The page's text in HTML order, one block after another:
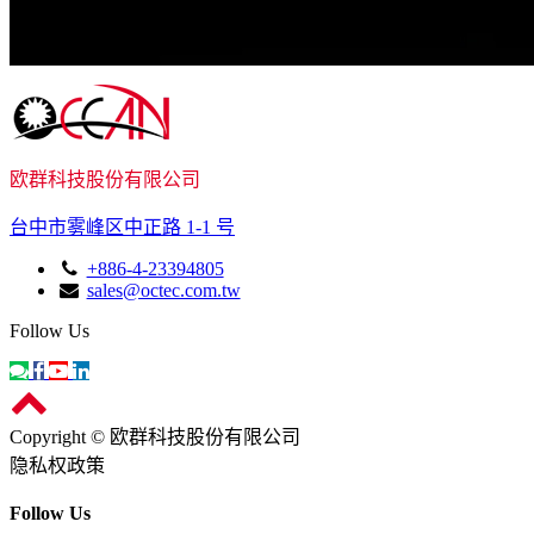
欧群科技股份有限公司
台中市雾峰区中正路 1-1 号
+886-4-23394805
sales@octec.com.tw
Follow Us
Copyright © 欧群科技股份有限公司
隐私权政策
Follow Us